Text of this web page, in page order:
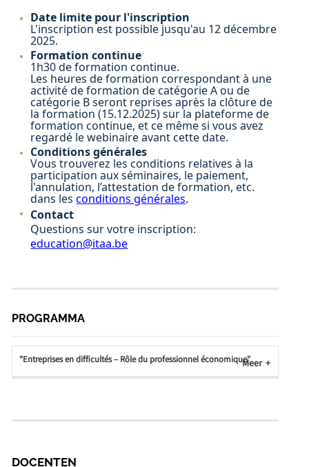
Date limite pour l'inscription
L'inscription est possible jusqu'au 12 décembre
2025.
Formation continue
1h30 de formation continue.
Les heures de formation correspondant à une
activité de formation de catégorie A ou de
catégorie B seront reprises après la clôture de
la formation (15.12.2025) sur la plateforme de
formation continue, et ce même si vous avez
regardé le webinaire avant cette date.
Conditions générales
Vous trouverez les conditions relatives à la
participation aux séminaires, le paiement,
l'annulation, l’attestation de formation, etc.
dans lesconditions générales.
Contact
Questions sur votre inscription:
education@itaa.be
PROGRAMMA
"Entreprises en difficultés – Rôle du professionnel économique"Meer
DOCENTEN